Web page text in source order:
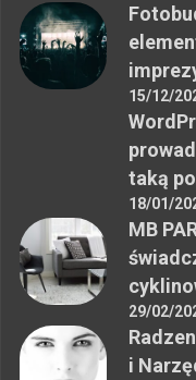
15/12/
taką
18/01/
MB
29/02/
i